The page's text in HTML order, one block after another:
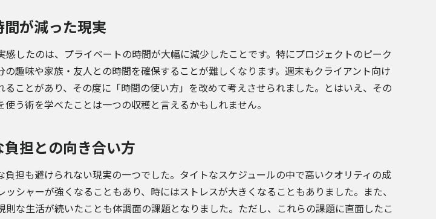
が減った現実
感したのは、プライベートの時間が大幅に減少したことです。特にプロジェクトのピーク
の趣味や家族・友人との時間を確保することが難しくなります。週末もクライアント向け
ることがあり、その度に「時間の使い方」を改めて考えさせられました。とはいえ、その
う術を学べたことは一つの収穫と言えるかもしれません。
担との向き合い方
担も避けられない現実の一つでした。タイトなスケジュールの中で高いクオリティの成
シャーが強くなることもあり、時にはストレスが大きくなることもありました。また、
則な生活が続いたことも体調面の課題となりました。ただし、これらの課題に直面したこ